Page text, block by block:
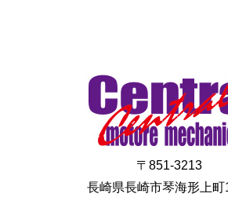
〒851-3213
長崎県長崎市琴海形上町